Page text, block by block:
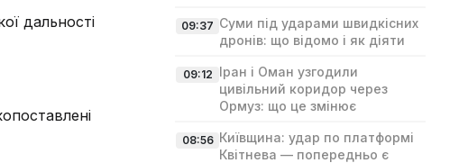
дальності
09:37 Суми під ударами швидкісних
дронів: що відомо і як діяти
09:12 Іран і Оман узгодили
цивільний коридор через
Ормуз: що це змінює
08:56 Київщина: удар по платформі
Квітнева — попередньо є